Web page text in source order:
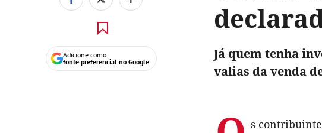
Adicione como
fonte preferencial no Google
Já quem tenha
valias da venda
s